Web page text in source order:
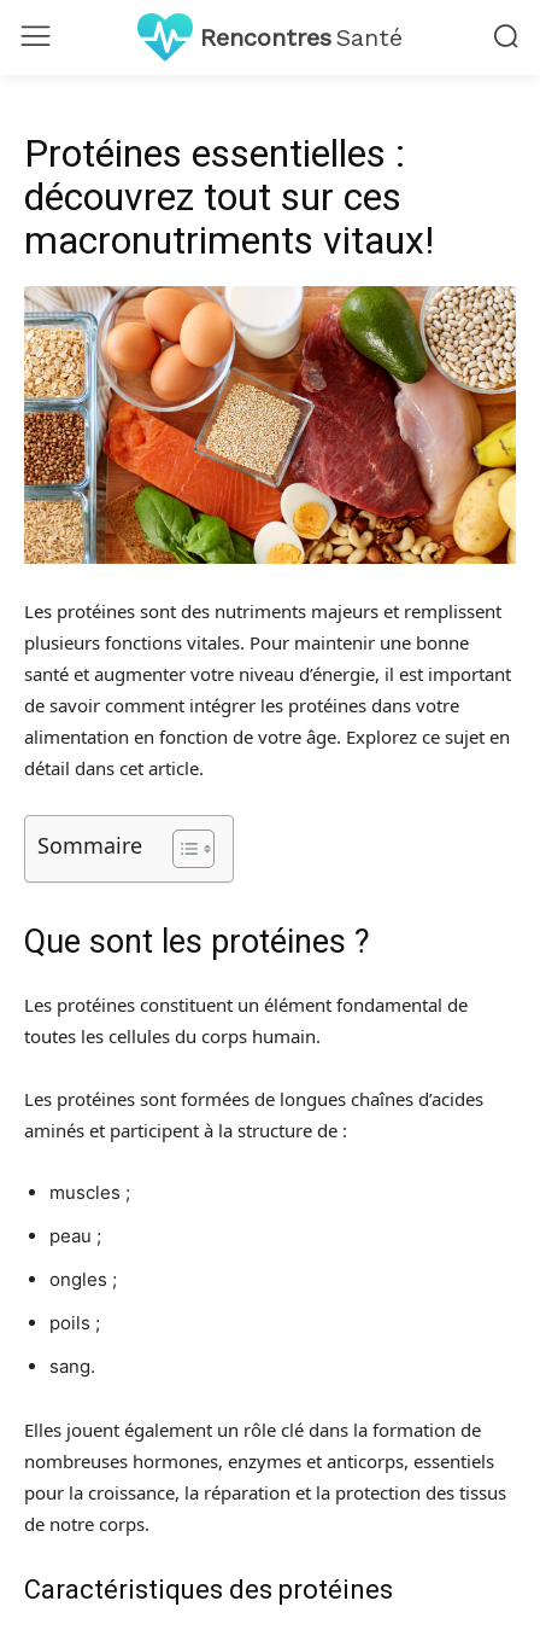
RencontresSanté
Protéines essentielles :
découvrez tout sur ces
macronutriments vitaux!
Les protéines sont des nutriments majeurs et remplissent
plusieurs fonctions vitales. Pour maintenir une bonne
santé et augmenter votre niveau d’énergie, il est important
de savoir comment intégrer les protéines dans votre
alimentation en fonction de votre âge. Explorez ce sujet en
détail dans cet article.
Sommaire
Que sont les protéines ?
Les protéines constituent un élément fondamental de
toutes les cellules du corps humain.
Les protéines sont formées de longues chaînes d’acides
aminés et participent à la structure de :
muscles ;
peau ;
ongles ;
poils ;
sang.
Elles jouent également un rôle clé dans la formation de
nombreuses hormones, enzymes et anticorps, essentiels
pour la croissance, la réparation et la protection des tissus
de notre corps.
Caractéristiques des protéines